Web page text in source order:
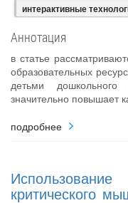
интерактивные
Аннотация
в статье
образовательных
детьми дошкольного
значительно повышает
подробнее
критического